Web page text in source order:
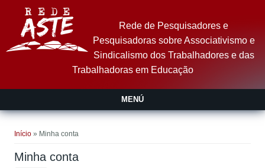
Rede de Pesquisadores e
Pesquisadoras sobre Associativismo e
Sindicalismo dos Trabalhadores e das
Trabalhadoras em Educação
MENÚ
Início » Minha conta
Minha conta